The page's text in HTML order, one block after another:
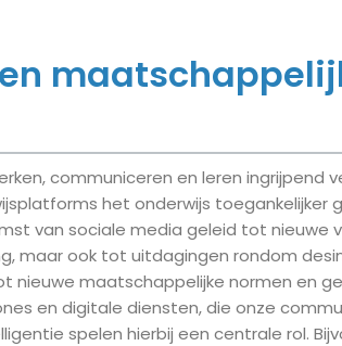
communiceren en leren ingrijpend
het onderwijs toegankelijker
van sociale media geleid tot nieuwe
maar ook tot uitdagingen rondom
maatschappelijke normen en
en digitale diensten, die onze
spelen hierbij een centrale rol.